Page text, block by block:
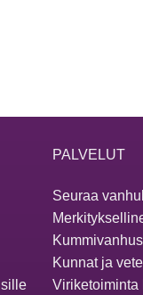
PALVELUT
Seuraa
Kummivanhus
Kunnat ja
Viriketoiminta